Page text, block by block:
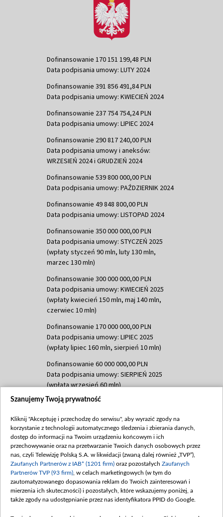
Dofinansowanie 170 151 199,48 PLN
Data podpisania umowy: LUTY 2024
Dofinansowanie 391 856 491,84 PLN
Data podpisania umowy: KWIECIEŃ 2024
Dofinansowanie 237 754 754,24 PLN
Data podpisania umowy: LIPIEC 2024
Dofinansowanie 290 817 240,00 PLN
Data podpisania umowy i aneksów:
WRZESIEŃ 2024 i GRUDZIEŃ 2024
Dofinansowanie 539 800 000,00 PLN
Data podpisania umowy: PAŹDZIERNIK 2024
Dofinansowanie 49 848 800,00 PLN
Data podpisania umowy: LISTOPAD 2024
Dofinansowanie 350 000 000,00 PLN
Data podpisania umowy: STYCZEŃ 2025
(wpłaty styczeń 90 mln, luty 130 mln,
marzec 130 mln)
Dofinansowanie 300 000 000,00 PLN
Data podpisania umowy: KWIECIEŃ 2025
(wpłaty kwiecień 150 mln, maj 140 mln,
czerwiec 10 mln)
Dofinansowanie 170 000 000,00 PLN
Data podpisania umowy: LIPIEC 2025
(wpłaty lipiec 160 mln, sierpień 10 mln)
Dofinansowanie 60 000 000,00 PLN
Data podpisania umowy: SIERPIEŃ 2025
(wpłata wrzesień 60 mln)
Dofinansowanie 635 783 051,21 PLN
(wpłata wrzesień 100 mln, październik 350
mln, listopad 265 mln)
Dofinansowanie 48 862 000,00 PLN
Data podpisania umowy: GRUDZIEŃ 2025
(wpłata grudzień 60,548 mln)
Dofinansowanie 900 000 000,00 PLN
Data podpisania umowy: LUTY 2026 (wpłata
Szanujemy Twoją prywatność
Kliknij "Akceptuję i przechodzę do serwisu", aby wyrazić zgody na
korzystanie z technologii automatycznego śledzenia i zbierania danych,
dostęp do informacji na Twoim urządzeniu końcowym i ich
przechowywanie oraz na przetwarzanie Twoich danych osobowych przez
nas, czyli Telewizję Polską S.A. w likwidacji (zwaną dalej również „TVP”),
Zaufanych Partnerów z IAB* (1201 firm) oraz pozostałych Zaufanych
Partnerów TVP (93 firm) , w celach marketingowych (w tym do
zautomatyzowanego dopasowania reklam do Twoich zainteresowań i
mierzenia ich skuteczności) i pozostałych, które wskazujemy poniżej, a
także zgody na udostępnianie przez nas identyfikatora PPID do Google.